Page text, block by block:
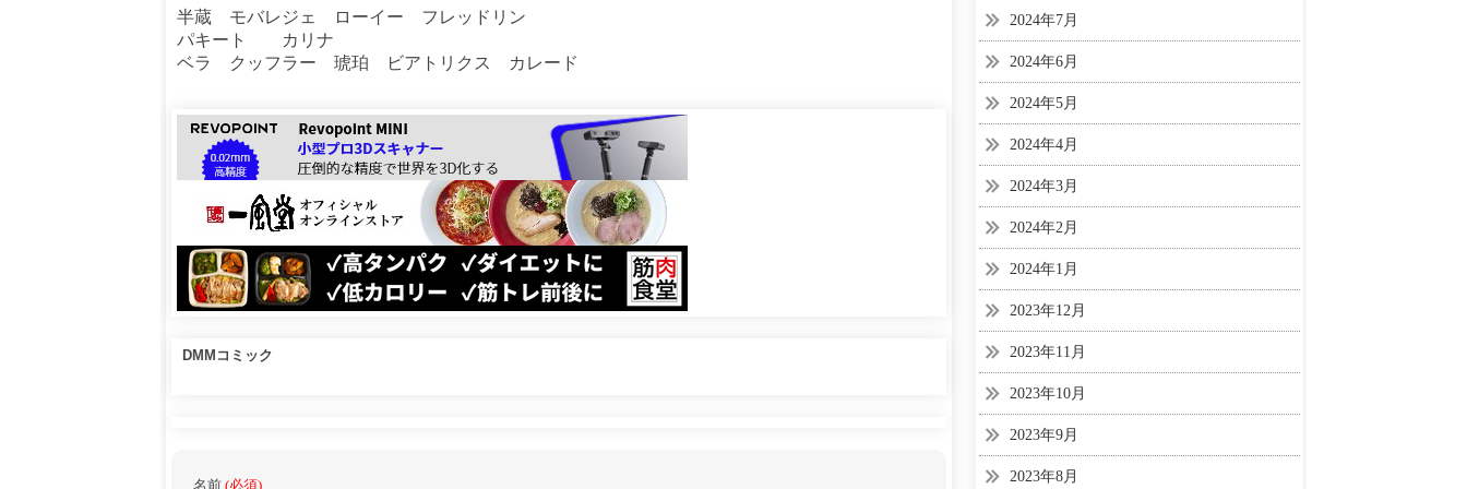
半蔵 モバレジェ ローイー フレッドリン
パキート カリナ
ベラ クッフラー 琥珀 ビアトリクス カレード
DMMコミック
名前 (必須)
2024年7月
2024年6月
2024年5月
2024年4月
2024年3月
2024年2月
2024年1月
2023年12月
2023年11月
2023年10月
2023年9月
2023年8月